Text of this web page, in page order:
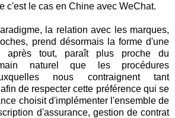
c'est le cas en Chine avec WeChat.
la relation avec les marques,
prend désormais la forme d'une
après tout, paraît plus proche du
naturel que les procédures
nous contraignent tant
de respecter cette préférence qui se
choisit d'implémenter l'ensemble de
d'assurance, gestion de contrat